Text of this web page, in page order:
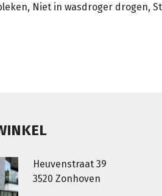
Niet in wasdroger drogen,
Heuvenstraat 39
3520 Zonhoven